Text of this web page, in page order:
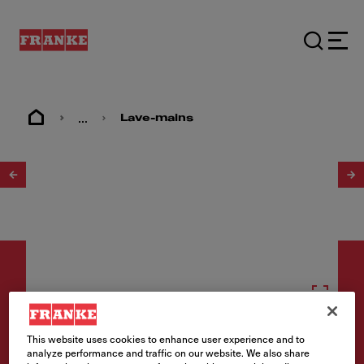
... Lave-mains
Lave-mains
This website uses cookies to enhance user experience and to
analyze performance and traffic on our website. We also share